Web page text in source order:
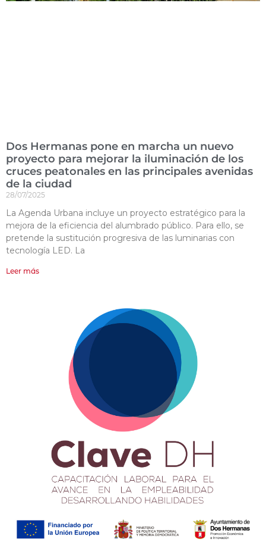
Dos Hermanas pone en marcha un nuevo
proyecto para mejorar la iluminación de los
cruces peatonales en las principales avenidas
de la ciudad
28/07/2025
La Agenda Urbana incluye un proyecto estratégico para la
mejora de la eficiencia del alumbrado público. Para ello, se
pretende la sustitución progresiva de las luminarias con
tecnología LED. La
Leer más